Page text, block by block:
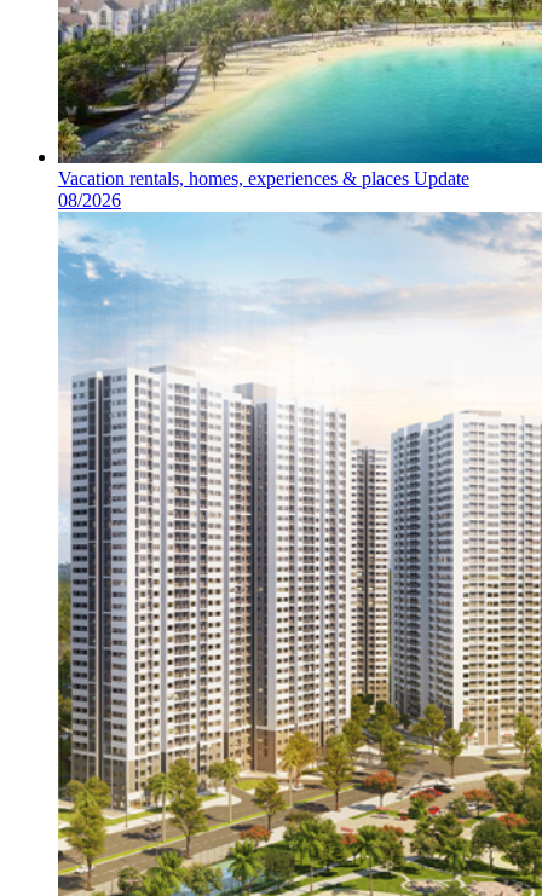
Vacation rentals, homes, experiences & places Update
08/2026